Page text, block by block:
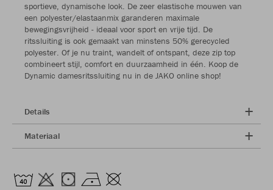
sportieve, dynamische look. De zeer elastische mouwen van
een polyester/elastaanmix garanderen maximale
bewegingsvrijheid - ideaal voor sport en vrije tijd. De
ritssluiting is ook gemaakt van minstens 50% gerecycled
polyester. Of je nu traint, wandelt of ontspant, deze zip top
combineert stijl, comfort en duurzaamheid in één. Koop de
Dynamic damesritssluiting nu in de JAKO online shop!
Details
Materiaal